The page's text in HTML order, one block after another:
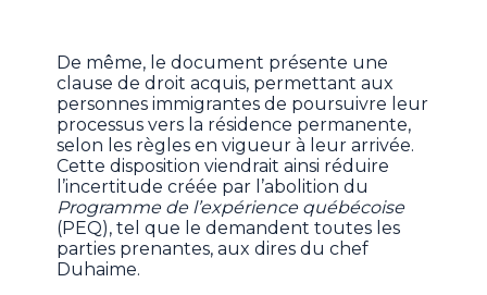
De même, le document présente une
clause de droit acquis, permettant aux
personnes immigrantes de poursuivre leur
processus vers la résidence permanente,
selon les règles en vigueur à leur arrivée.
Cette disposition viendrait ainsi réduire
l’incertitude créée par l’abolition du
Programme de l’expérience québécoise
(PEQ), tel que le demandent toutes les
parties prenantes, aux dires du chef
Duhaime.